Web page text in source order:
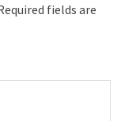
fields are